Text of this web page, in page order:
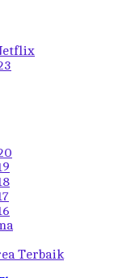
Terbaik